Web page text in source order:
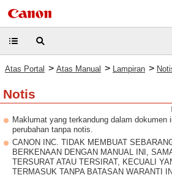
Atas Portal > Atas Manual > Lampiran >
Notis
Maklumat yang terkandung dalam dokumen
perubahan tanpa notis.
CANON INC. TIDAK MEMBUAT
BERKENAAN DENGAN MANUAL INI,
TERSURAT ATAU TERSIRAT, KECUALI
TERMASUK TANPA BATASAN WARANTI